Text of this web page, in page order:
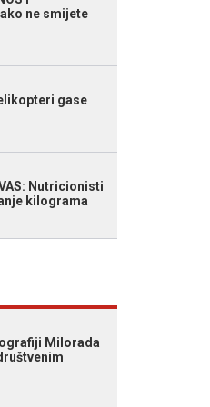
ne smijete
gase
VAS: Nutricionisti
kilograma
Milorada